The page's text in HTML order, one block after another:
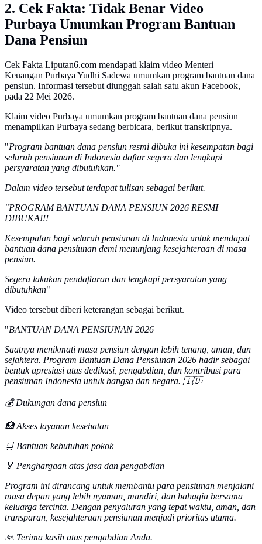
2. Cek Fakta: Tidak Benar Video
Purbaya Umumkan Program Bantuan
Dana Pensiun
Cek Fakta Liputan6.com mendapati klaim video Menteri
Keuangan Purbaya Yudhi Sadewa umumkan program bantuan dana
pensiun. Informasi tersebut diunggah salah satu akun Facebook,
pada 22 Mei 2026.
Klaim video Purbaya umumkan program bantuan dana pensiun
menampilkan Purbaya sedang berbicara, berikut transkripnya.
"Program bantuan dana pensiun resmi dibuka ini kesempatan bagi
seluruh pensiunan di Indonesia daftar segera dan lengkapi
persyaratan yang dibutuhkan."
Dalam video tersebut terdapat tulisan sebagai berikut.
"PROGRAM BANTUAN DANA PENSIUN 2026 RESMI
DIBUKA!!!
Kesempatan bagi seluruh pensiunan di Indonesia untuk mendapat
bantuan dana pensiunan demi menunjang kesejahteraan di masa
pensiun.
Segera lakukan pendaftaran dan lengkapi persyaratan yang
dibutuhkan"
Video tersebut diberi keterangan sebagai berikut.
"BANTUAN DANA PENSIUNAN 2026
Saatnya menikmati masa pensiun dengan lebih tenang, aman, dan
sejahtera. Program Bantuan Dana Pensiunan 2026 hadir sebagai
bentuk apresiasi atas dedikasi, pengabdian, dan kontribusi para
pensiunan Indonesia untuk bangsa dan negara. 🇮🇩
💰 Dukungan dana pensiun
🏥 Akses layanan kesehatan
🛒 Bantuan kebutuhan pokok
🏅 Penghargaan atas jasa dan pengabdian
Program ini dirancang untuk membantu para pensiunan menjalani
masa depan yang lebih nyaman, mandiri, dan bahagia bersama
keluarga tercinta. Dengan penyaluran yang tepat waktu, aman, dan
transparan, kesejahteraan pensiunan menjadi prioritas utama.
🙏 Terima kasih atas pengabdian Anda.